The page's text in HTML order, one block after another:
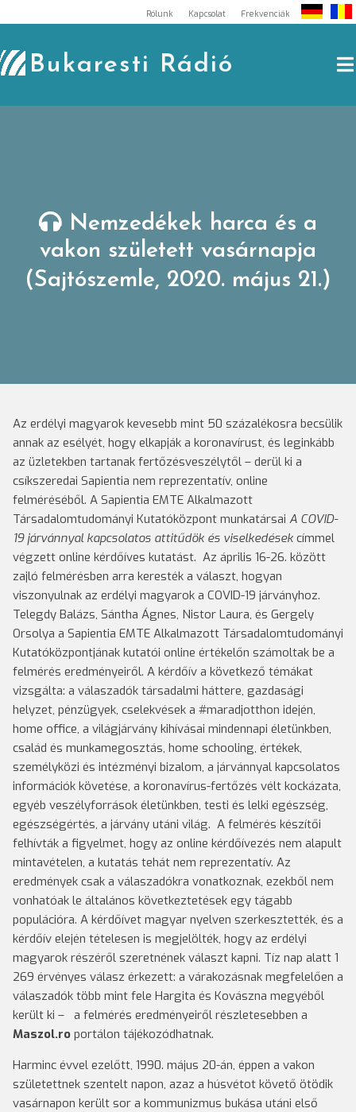
to
content
Rólunk Kapcsolat Frekvenciák
Bukaresti Rádió
Nemzedékek harca és a
vakon született vasárnapja
(Sajtószemle, 2020. május 21.)
Az erdélyi magyarok kevesebb mint 50 százalékosra becsülik
annak az esélyét, hogy elkapják a koronavírust, és leginkább
az üzletekben tartanak fertőzésveszélytől – derül ki a
csíkszeredai Sapientia nem reprezentatív, online
felméréséből. A Sapientia EMTE Alkalmazott
Társadalomtudományi Kutatóközpont munkatársai A COVID-
19 járvánnyal kapcsolatos attitűdök és viselkedések címmel
végzett online kérdőíves kutatást. Az április 16-26. között
zajló felmérésben arra keresték a választ, hogyan
viszonyulnak az erdélyi magyarok a COVID-19 járványhoz.
Telegdy Balázs, Sántha Ágnes, Nistor Laura, és Gergely
Orsolya a Sapientia EMTE Alkalmazott Társadalomtudományi
Kutatóközpontjának kutatói online értékelőn számoltak be a
felmérés eredményeiről. A kérdőív a következő témákat
vizsgálta: a válaszadók társadalmi háttere, gazdasági
helyzet, pénzügyek, cselekvések a #maradjotthon idején,
home office, a világjárvány kihívásai mindennapi életünkben,
család és munkamegosztás, home schooling, értékek,
személyközi és intézményi bizalom, a járvánnyal kapcsolatos
információk követése, a koronavírus-fertőzés vélt kockázata,
egyéb veszélyforrások életünkben, testi és lelki egészség,
egészségértés, a járvány utáni világ. A felmérés készítői
felhívták a figyelmet, hogy az online kérdőívezés nem alapult
mintavételen, a kutatás tehát nem reprezentatív. Az
eredmények csak a válaszadókra vonatkoznak, ezekből nem
vonhatóak le általános következtetések egy tágabb
populációra. A kérdőívet magyar nyelven szerkesztették, és a
kérdőív elején tételesen is megjelölték, hogy az erdélyi
magyarok részéről szeretnének választ kapni. Tíz nap alatt 1
269 érvényes válasz érkezett: a várakozásnak megfelelően a
válaszadók több mint fele Hargita és Kovászna megyéből
került ki – a felmérés eredményeiről részletesebben a
Maszol.ro portálon tájékozódhatnak.
Harminc évvel ezelőtt, 1990. május 20-án, éppen a vakon
születettnek szentelt napon, azaz a húsvétot követő ötödik
vasárnapon került sor a kommunizmus bukása utáni első